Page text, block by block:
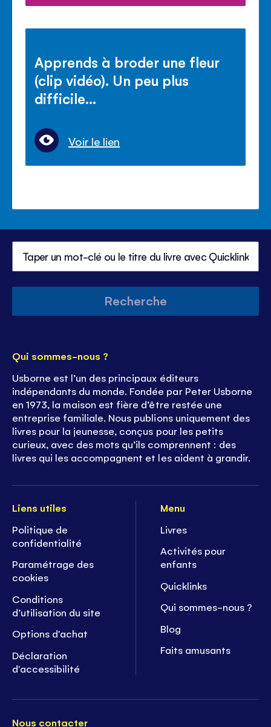
Apprends à broder une fleur
(clip vidéo). Un peu plus
difficile…
Voir le lien
Recherche
Liens utiles
Politique de
confidentialité
Paramétrage des
cookies
Conditions
d’utilisation du site
Options d'achat
Déclaration
d'accessibilité
Menu
Livres
Activités pour
enfants
Quicklinks
Qui sommes-nous ?
Blog
Faits amusants
Nous contacter
Qui sommes-nous ?
Usborne est l’un des principaux éditeurs
indépendants du monde. Fondée par Peter Usborne
en 1973, la maison est fière d’être restée une
entreprise familiale. Nous publions uniquement des
livres pour la jeunesse, conçus pour les petits
curieux, avec des mots qu’ils comprennent : des
livres qui les accompagnent et les aident à grandir.